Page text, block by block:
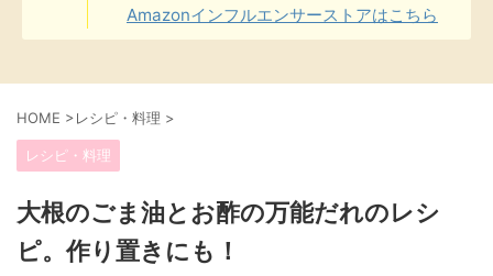
Amazonインフルエンサーストアはこちら
HOME >レシピ・料理 >
レシピ・料理
大根のごま油とお酢の万能だれのレシ
ピ。作り置きにも！